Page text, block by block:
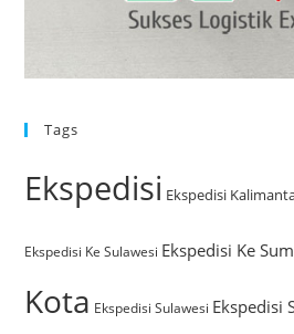
Tags
Ekspedisi Ekspedisi
Ekspedisi Ke Sulawesi Ekspedisi Ke
Kota Ekspedisi Sulawesi Ekspedisi